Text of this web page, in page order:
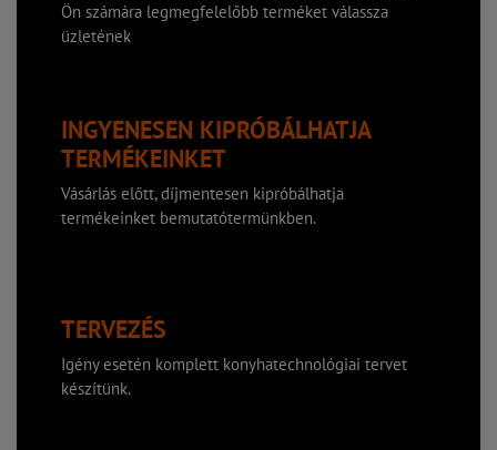
Ön számára legmegfelelőbb terméket válassza
üzletének
INGYENESEN KIPRÓBÁLHATJA
TERMÉKEINKET
Vásárlás előtt, díjmentesen kipróbálhatja
termékeinket bemutatótermünkben.
TERVEZÉS
Igény esetén komplett konyhatechnológiai tervet
készítünk.